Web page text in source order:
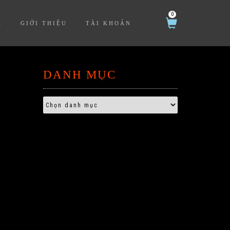
GIỚI THIỆU TÀI KHOẢN
0
DANH MỤC